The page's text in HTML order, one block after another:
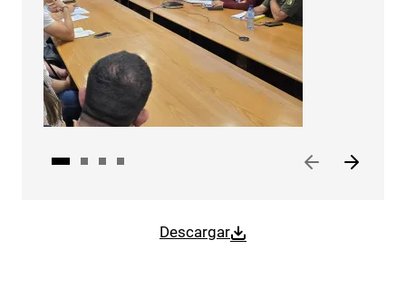
Descargar